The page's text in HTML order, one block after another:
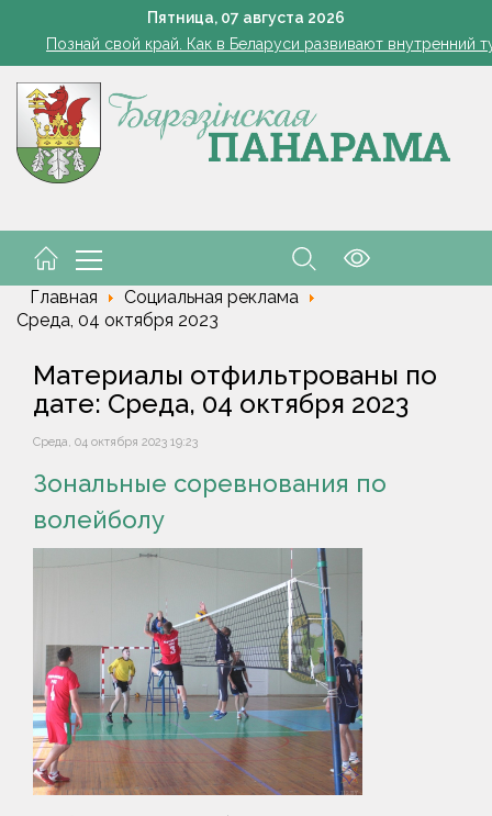
Пятница, 07 августа 2026
Устранение последствий стихии – на контроле
Познай свой край. Как в Беларуси развивают внутренний
Марковские – одно сердце на всех
буфеты, вендинговые аппараты. Минобразования об
Устранение последствий стихии – на контроле
Марковские – одно сердце на всех
Главная
Социальная реклама
Среда, 04 октября 2023
Материалы отфильтрованы по
дате: Среда, 04 октября 2023
Среда, 04 октября 2023 19:23
Зональные соревнования по
волейболу